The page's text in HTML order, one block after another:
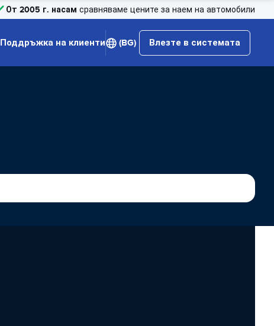
От 2005 г. насам сравняваме цените за наем на автомобили
Поддръжка на клиенти (BG) Влезте в системата